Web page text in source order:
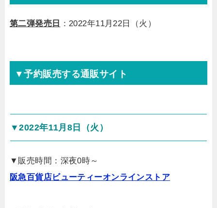
第二弾発売日 ：2022年11月22日（火）
▼予約販売する通販サイト
▼2022年11月8日（火）
▼販売時間：深夜0時～
阪急百貨店ビューティーオンラインストア